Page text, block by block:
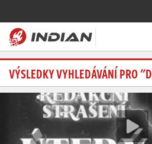
Magazín
Recenze
Videa
VÝSLEDKY VYHLEDÁVÁNÍ PRO